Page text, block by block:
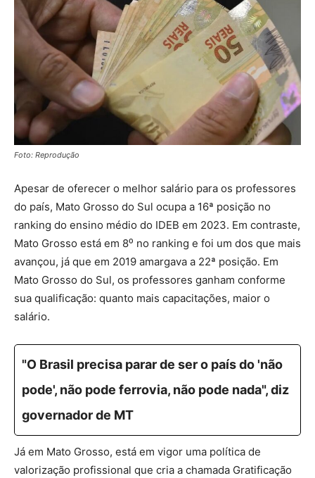
Foto: Reprodução
Apesar de oferecer o melhor salário para os professores
do país, Mato Grosso do Sul ocupa a 16ª posição no
ranking do ensino médio do IDEB em 2023. Em contraste,
Mato Grosso está em 8⁰ no ranking e foi um dos que mais
avançou, já que em 2019 amargava a 22ª posição. Em
Mato Grosso do Sul, os professores ganham conforme
sua qualificação: quanto mais capacitações, maior o
salário.
"O Brasil precisa parar de ser o país do 'não
pode', não pode ferrovia, não pode nada", diz
governador de MT
Já em Mato Grosso, está em vigor uma política de
valorização profissional que cria a chamada Gratificação